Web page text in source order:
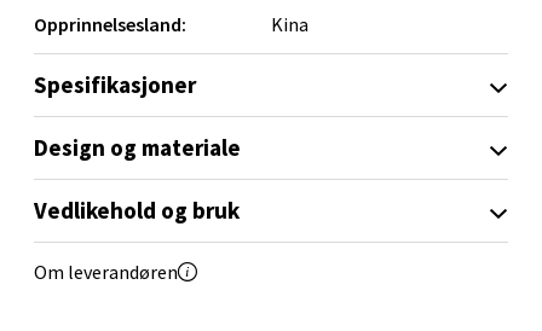
Opprinnelsesland: Kina
Spesifikasjoner
Design og materiale
Vedlikehold og bruk
Om leverandøren
Orkanger - Thon Senter Orkanger
Thon Senter Orkanger, Orkdalsveien 113, 7300
Åpent i dag 09-20